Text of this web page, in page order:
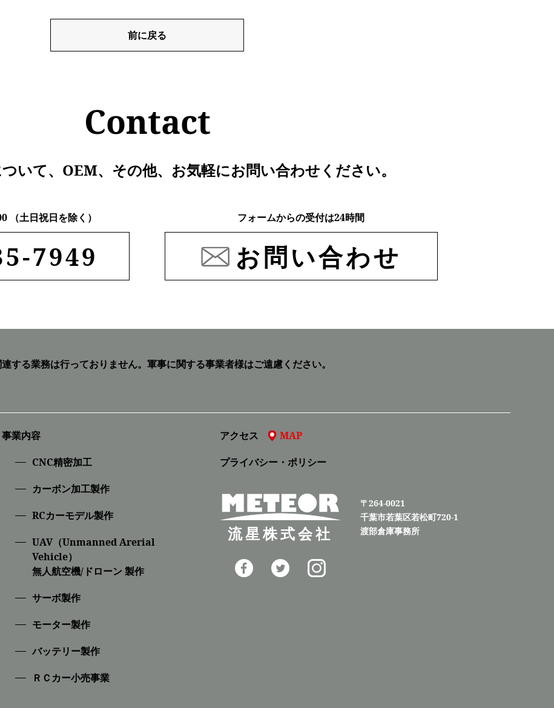
前に戻る
Contact
いて、 OEM、その他、 お気軽にお問い合わせください。
（土日祝日を除く）
7949
フォームからの受付は24時間
お問い合わせ
する業務は行っておりません。 軍事に関する事業者様はご遠慮ください。
事業内容
CNC精密加⼯
カーボン加工製作
RCカーモデル製作
UAV（Unmanned Arerial
Vehicle）
無人航空機/ドローン 製作
サーボ製作
モーター製作
バッテリー製作
ＲＣカー小売事業
アクセス
MAP
プライバシー・ポリシー
流星株式会社
〒264-0021
千葉市若葉区若松町720-1
渡部倉庫事務所